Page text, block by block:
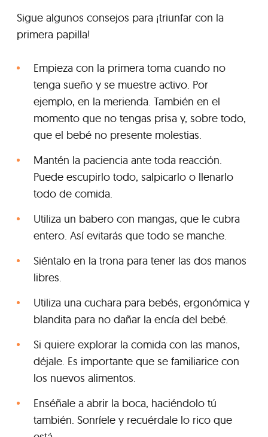
Sigue algunos consejos para ¡triunfar con la
primera papilla!
Empieza con la primera toma cuando no
tenga sueño y se muestre activo. Por
ejemplo, en la merienda. También en el
momento que no tengas prisa y, sobre todo,
que el bebé no presente molestias.
Mantén la paciencia ante toda reacción.
Puede escupirlo todo, salpicarlo o llenarlo
todo de comida.
Utiliza un babero con mangas, que le cubra
entero. Así evitarás que todo se manche.
Siéntalo en la trona para tener las dos manos
libres.
Utiliza una cuchara para bebés, ergonómica y
blandita para no dañar la encía del bebé.
Si quiere explorar la comida con las manos,
déjale. Es importante que se familiarice con
los nuevos alimentos.
Enséñale a abrir la boca, haciéndolo tú
también. Sonríele y recuérdale lo rico que